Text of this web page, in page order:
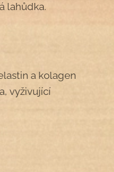
lahůdka.
a kolagen
vyživující